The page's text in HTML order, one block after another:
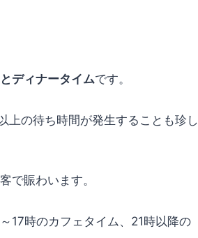
ディナータイムです。
上の待ち時間が発生することも珍し
で賑わいます。
17時のカフェタイム、21時以降の